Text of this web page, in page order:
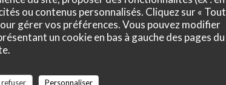
ou contenus personnalisés. Cliquez sur « Tout
gérer vos préférences. Vous pouvez modifier
un cookie en bas à gauche des pages du
Personnaliser
Cuisine /5 Qualité / Prix : /5
visite à l’Isle de St. Louis de